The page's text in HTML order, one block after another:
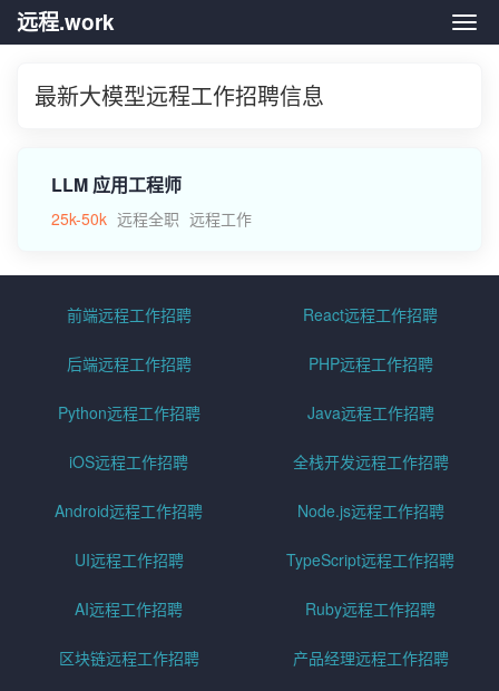
远
远程.work
最新大模型远程工作招聘信息
LLM 应用工程师
25k-50k 远程全职 远程工作
前端远程工作招聘 React远程工作招聘
后端远程工作招聘 PHP远程工作招聘
Python远程工作招聘 Java远程工作招聘
iOS远程工作招聘 全栈开发远程工作招聘
Android远程工作招聘 Node.js远程工作招聘
UI远程工作招聘 TypeScript远程工作招聘
AI远程工作招聘 Ruby远程工作招聘
区块链远程工作招聘 产品经理远程工作招聘